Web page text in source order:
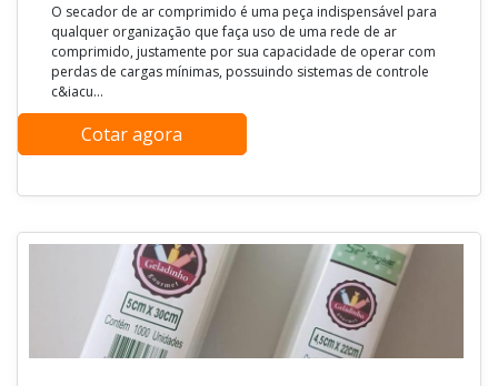
O secador de ar comprimido é uma peça indispensável para
qualquer organização que faça uso de uma rede de ar
comprimido, justamente por sua capacidade de operar com
perdas de cargas mínimas, possuindo sistemas de controle
c&iacu...
Cotar agora